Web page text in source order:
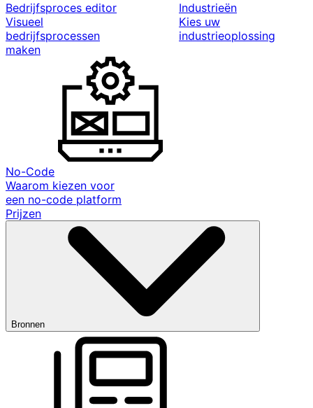
Bedrijfsproces editor
Visueel
bedrijfsprocessen
maken
Industrieën
Kies uw
industrieoplossing
No-Code
Waarom kiezen voor
een no-code platform
Prijzen
Bronnen